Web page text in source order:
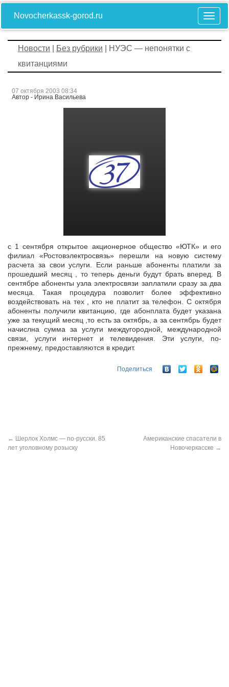
Novocherkassk-gorod.ru
Новости Без рубрики | НУЭС — непонятки с
квитанциями
07 октября 2003 08:34
Автор - Ирина Васильева
с 1 сентября открытое акционерное общество «ЮТК» и его
филиал «Ростовэлектросвязь» перешли на новую систему
расчета за свои услуги. Если раньше абоненты платили за
прошедший месяц , то теперь деньги будут брать вперед. В
сентябре абоненты узла электросвязи заплатили сразу за два
месяца. Такая процедура позволит более эффективно
воздействовать на тех , кто не платит за телефон. С октября
абоненты получили квитанцию, где абонплата будет указана
уже за текущий месяц ,то есть за октябрь, а за сентябрь будет
начислна сумма за услуги междугородной, международной
связи, услуги интернет и телевидения. Эти услуги, по-
прежнему, предоставляются в кредит.
Поделиться
← Шерлок Холмс — по-русски. 85
лет уголовному розыску
Американские спасатели в
Новочеркасске →